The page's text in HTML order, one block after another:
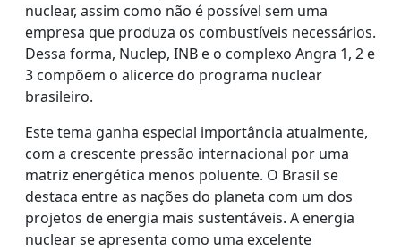
nuclear, assim como não é possível sem uma
empresa que produza os combustíveis necessários.
Dessa forma, Nuclep, INB e o complexo Angra 1, 2 e
3 compõem o alicerce do programa nuclear
brasileiro.
Este tema ganha especial importância atualmente,
com a crescente pressão internacional por uma
matriz energética menos poluente. O Brasil se
destaca entre as nações do planeta com um dos
projetos de energia mais sustentáveis. A energia
nuclear se apresenta como uma excelente